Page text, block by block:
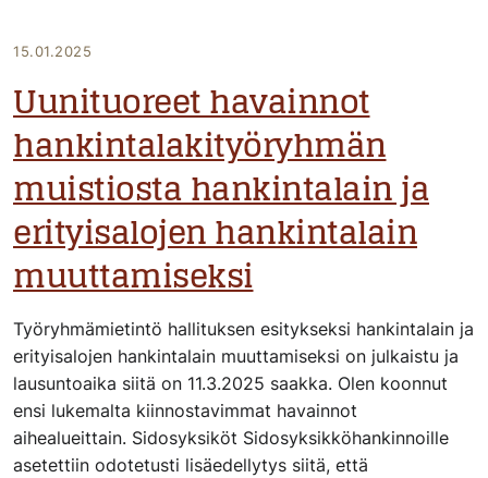
15.01.2025
Uunituoreet havainnot
hankintalakityöryhmän
muistiosta hankintalain ja
erityisalojen hankintalain
muuttamiseksi
Työryhmämietintö hallituksen esitykseksi hankintalain ja
erityisalojen hankintalain muuttamiseksi on julkaistu ja
lausuntoaika siitä on 11.3.2025 saakka. Olen koonnut
ensi lukemalta kiinnostavimmat havainnot
aihealueittain. Sidosyksiköt Sidosyksikköhankinnoille
asetettiin odotetusti lisäedellytys siitä, että